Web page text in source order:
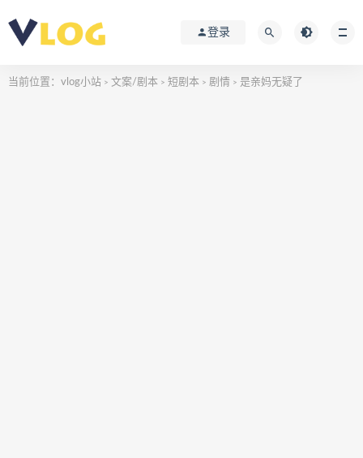
登录
当前位置： vlog小站 > 文案/剧本 > 短剧本 > 剧情 > 是亲妈无疑了